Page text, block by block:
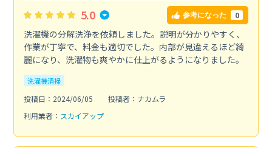
5.0 参考になった 0
洗濯機の分解洗浄を依頼しました。説明が分かりやすく、
作業が丁寧で、料金も適切でした。内部が見違えるほど綺
麗になり、洗濯物も爽やかに仕上がるようになりました。
洗濯機清掃
投稿日：2024/06/05
投稿者：ナカムラ
利用業者： スカイアップ